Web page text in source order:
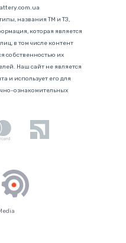
названия ТМ и ТЗ,
которая является
в том числе контент
собственностью их
Наш сайт не является
и использует его для
ознакомительных